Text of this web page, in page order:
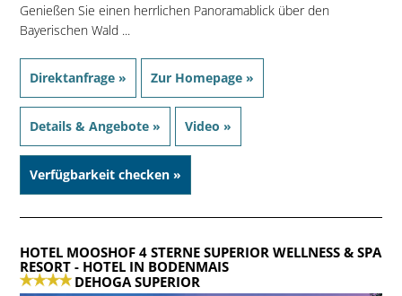
Genießen Sie einen herrlichen Panoramablick über den
Bayerischen Wald ...
Direktanfrage » Zur Homepage »
Details & Angebote » Video »
Verfügbarkeit checken »
HOTEL MOOSHOF 4 STERNE SUPERIOR WELLNESS & SPA
RESORT- HOTEL IN BODENMAIS
DEHOGA SUPERIOR